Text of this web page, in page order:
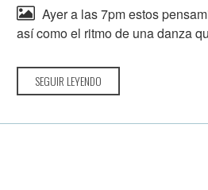
Ayer a las 7pm estos
así como el ritmo de una danza
SEGUIR LEYENDO